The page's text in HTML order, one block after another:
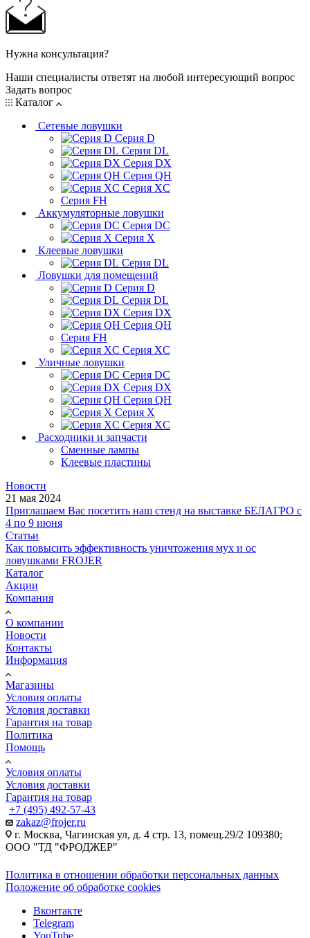
Нужна консультация?
Наши специалисты ответят на любой интересующий вопрос
Задать вопрос
Каталог
Сетевые ловушки
Серия D
Серия DL
Серия DX
Серия QH
Серия XC
Серия FH
Аккумуляторные ловушки
Серия DC
Серия X
Клеевые ловушки
Серия DL
Ловушки для помещений
Серия D
Серия DL
Серия DX
Серия QH
Серия FH
Серия XC
Уличные ловушки
Серия DC
Серия DX
Серия QH
Серия X
Серия XC
Расходники и запчасти
Сменные лампы
Клеевые пластины
Новости
21 мая 2024
Приглашаем Вас посетить наш стенд на выставке БЕЛАГРО с
4 по 9 июня
Статьи
Как повысить эффективность уничтожения мух и ос
ловушками FROJER
Каталог
Акции
Компания
О компании
Новости
Контакты
Информация
Магазины
Условия оплаты
Условия доставки
Гарантия на товар
Политика
Помощь
Условия оплаты
Условия доставки
Гарантия на товар
+7 (495) 492-57-43
zakaz@frojer.ru
г. Москва, Чагинская ул, д. 4 стр. 13, помещ.29/2 109380;
ООО "ТД "ФРОДЖЕР"
Политика в отношении обработки персональных данных
Положение об обработке cookies
Вконтакте
Telegram
YouTube